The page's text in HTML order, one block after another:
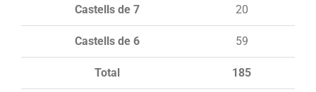
Total 185
Castells de 7 20
Castells de 6 59